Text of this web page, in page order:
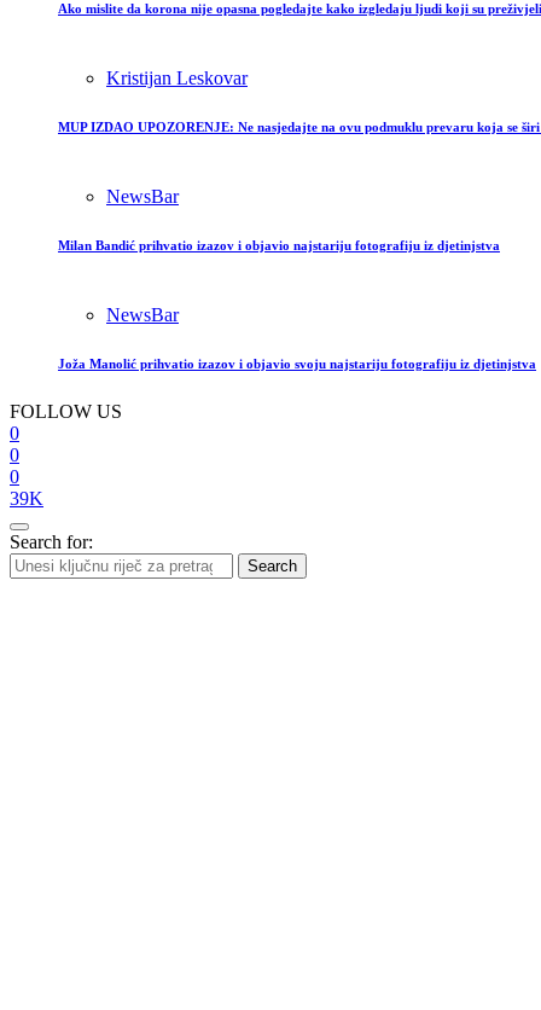
Ako mislite da korona nije opasna pogledajte kako izgledaju ljudi koji su
Kristijan Leskovar
MUP IZDAO UPOZORENJE: Ne nasjedajte na ovu podmuklu prevaru koja se
NewsBar
Milan Bandić prihvatio izazov i objavio najstariju fotografiju iz djetinjstva
NewsBar
Joža Manolić prihvatio izazov i objavio svoju najstariju fotografiju iz djetinjstva
FOLLOW US
0
0
0
39K
Search for:
Search